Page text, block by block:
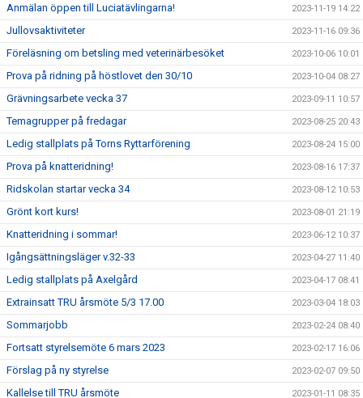
Anmälan öppen till Luciatävlingarna! 2023-11-19 14:22
Jullovsaktiviteter 2023-11-16 09:36
Föreläsning om betsling med veterinärbesöket 2023-10-06 10:01
Prova på ridning på höstlovet den 30/10 2023-10-04 08:27
Grävningsarbete vecka 37 2023-09-11 10:57
Temagrupper på fredagar 2023-08-25 20:43
Ledig stallplats på Torns Ryttarförening 2023-08-24 15:00
Prova på knatteridning! 2023-08-16 17:37
Ridskolan startar vecka 34 2023-08-12 10:53
Grönt kort kurs! 2023-08-01 21:19
Knatteridning i sommar! 2023-06-12 10:37
Igångsättningsläger v.32-33 2023-04-27 11:40
Ledig stallplats på Axelgård 2023-04-17 08:41
Extrainsatt TRU årsmöte 5/3 17.00 2023-03-04 18:03
Sommarjobb 2023-02-24 08:40
Fortsatt styrelsemöte 6 mars 2023 2023-02-17 16:06
Förslag på ny styrelse 2023-02-07 09:50
Kallelse till TRU årsmöte 2023-01-11 08:35